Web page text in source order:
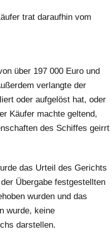
trat daraufhin vom
über 197 000 Euro und
verlangte der
oder aufgelöst hat, oder
Käufer machte geltend,
des Schiffes geirrt
das Urteil des Gerichts
Übergabe festgestellten
wurden und das
wurde, keine
darstellen.